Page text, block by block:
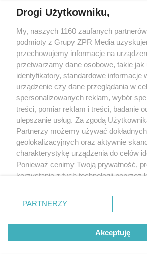
Drogi Użytkowniku,
My, naszych 1160 zaufanych
podmioty z Grupy ZPR Media
przechowujemy informacje na
przetwarzamy dane osobowe, takie jak
identyfikatory, standardowe informacje
urządzenie czy dane przeglądania w
spersonalizowanych reklam, wybór
treści, pomiar reklam i treści, badanie
ulepszanie usług. Za zgodą
Partnerzy możemy używać
geolokalizacyjnych oraz aktywnie
charakterystykę urządzenia do celów
Ponieważ cenimy Twoją prywatność,
korzystanie z tych technologii poprzez
zmienić/wycofać klikając przycisk
znajdujący się w lewym dolnym rogu
rodzaje przetwarzania danych nie
użytkownika, ale masz prawo
przetwarzaniu. Preferencje będą miały
PARTNERZY
Akceptuję